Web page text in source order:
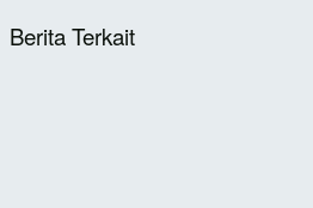
Berita Terkait